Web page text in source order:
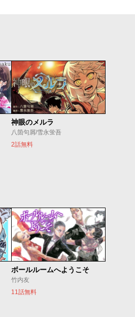
神眼のメルラ
八箇句屑/雪永蛍吾
2話無料
ボールルームへようこそ
竹内友
11話無料